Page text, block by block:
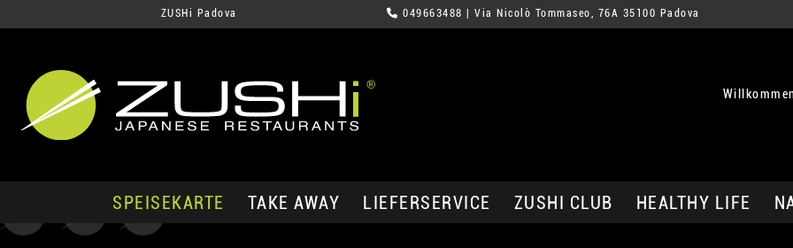
ZUSHi Padova 049663488 | Via Nicolò Tommaseo, 76A 35100 Padova
SPEISEKARTE TAKE AWAY LIEFERSERVICE ZUSHI CLUB HEALTHY LIFE